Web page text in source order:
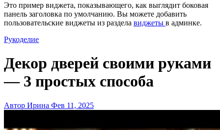
Это пример виджета, показывающего, как выглядит боковая
панель заголовка по умолчанию. Вы можете добавить
пользовательские виджеты из раздела виджеты в админке.
Рукоделие
Декор дверей своими руками
— 3 простых способа
Автор Ирина Фев 11, 2025